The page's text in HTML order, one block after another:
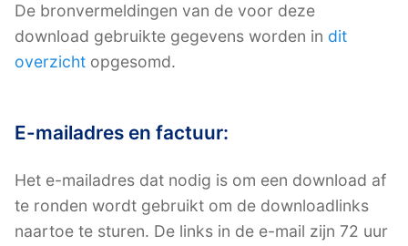
De bronvermeldingen van de voor deze
download gebruikte gegevens worden in dit
overzicht opgesomd.
E-mailadres en factuur:
Het e-mailadres dat nodig is om een download af
te ronden wordt gebruikt om de downloadlinks
naartoe te sturen. De links in de e-mail zijn 72 uur